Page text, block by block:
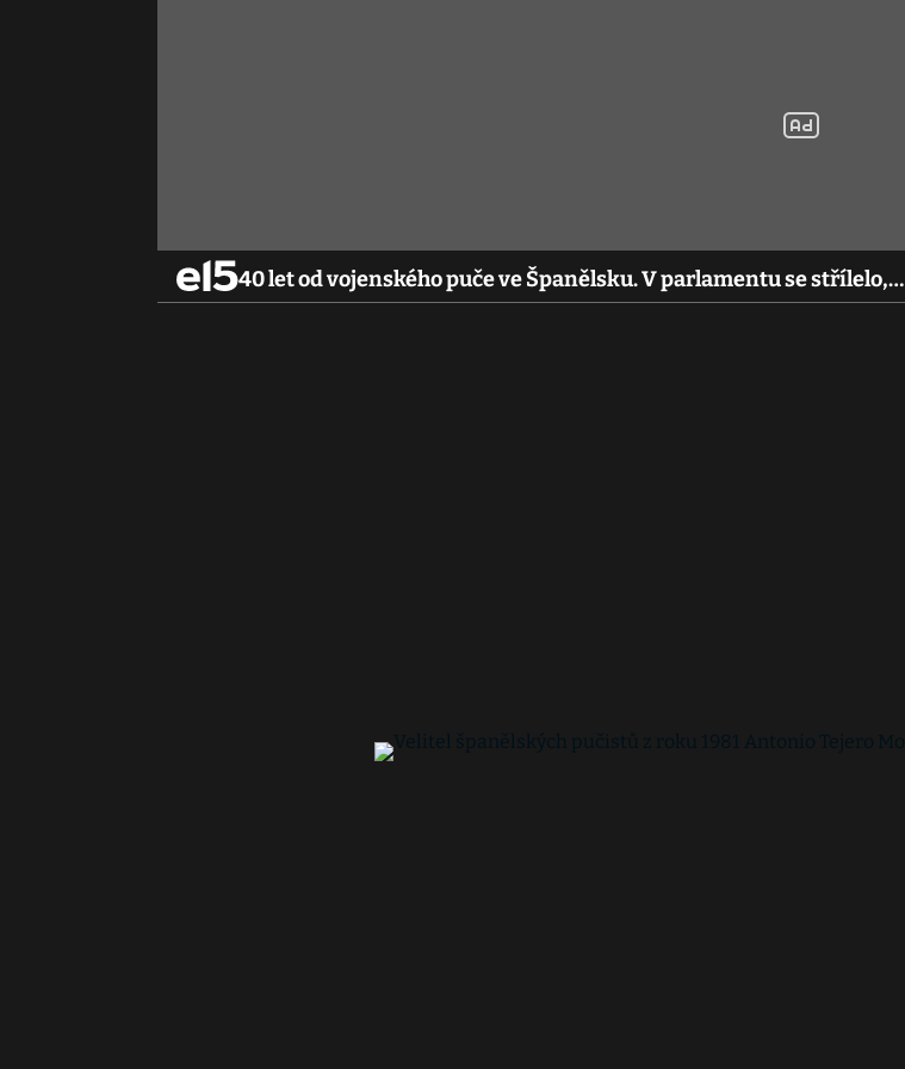
40 let od vojenského puče ve Španělsku. V parlamentu se střílelo,…